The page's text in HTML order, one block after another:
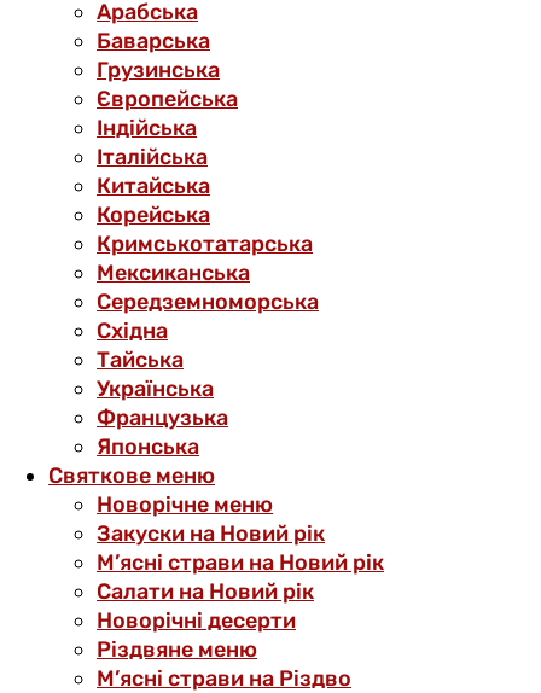
Арабська
Баварська
Грузинська
Європейська
Індійська
Італійська
Китайська
Корейська
Кримськотатарська
Мексиканська
Середземноморська
Східна
Тайська
Українська
Французька
Японська
Святкове меню
Новорічне меню
Закуски на Новий рік
М’ясні страви на Новий рік
Салати на Новий рік
Новорічні десерти
Різдвяне меню
М’ясні страви на Різдво